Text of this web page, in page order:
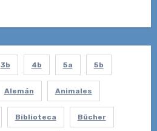
3b 4b 5a 5b
Alemán Animales
Biblioteca Bücher